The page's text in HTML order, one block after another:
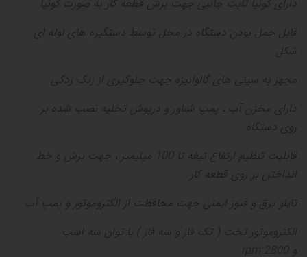
دارای گونیا ثابت جانبی جهت برش قطعه کار به صورت گونیا
قابل حمل بودن دستگاه در محل توسط دستگیره های لوله ای
شکل
مجهز به سینی های گالوانیزه جهت جلوگیری از زنگ زدگی
دارای مخزن آب ، پمپ شناور و درپوش تخلیه نصب شده بر
روی دستگاه
قابلیت تنظیم ارتفاع تیغه تا 100 میلیمتر ، جهت برش و خط
انداختن بر روی قطعه کار
تابلو برق و فیوز ایمنی جهت محافظت از الکتروموتور و پمپ آب
الکتروموتور تخت (تک فاز و سه فاز ) با توان سه اسب
و 2800
rpm